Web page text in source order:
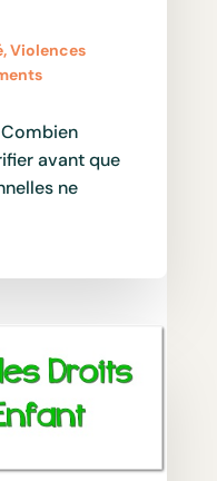
,Violences
avant que
ne